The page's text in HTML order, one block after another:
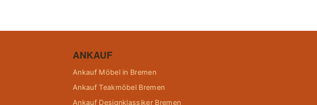
ANKAUF
Ankauf Möbel in Bremen
Ankauf Teakmöbel Bremen
Ankauf Designklassiker Bremen